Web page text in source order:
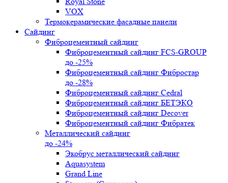
VOX
Термокерамические фасадные панели
Сайдинг
Фиброцементный сайдинг
Фиброцементный сайдинг FCS-GROUP
до -25%
Фиброцементный сайдинг Фибростар
до -28%
Фиброцементный сайдинг Cedral
Фиброцементный сайдинг БЕТЭКО
Фиброцементный сайдинг Decover
Фиброцементный сайдинг Фибратек
Металлический сайдинг
до -24%
Экобрус металлический сайдинг
Aquasystem
Grand Line